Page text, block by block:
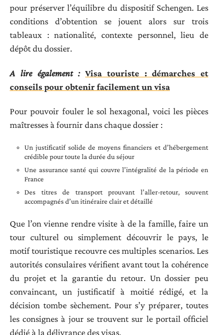
pour préserver l’équilibre du dispositif Schengen. Les
conditions d’obtention se jouent alors sur trois
tableaux : nationalité, contexte personnel, lieu de
dépôt du dossier.
A lire également : Visa touriste : démarches et
conseils pour obtenir facilement un visa
Pour pouvoir fouler le sol hexagonal, voici les pièces
maîtresses à fournir dans chaque dossier :
Un justificatif solide de moyens financiers et d’hébergement
crédible pour toute la durée du séjour
Une assurance santé qui couvre l’intégralité de la période en
France
Des titres de transport prouvant l’aller-retour, souvent
accompagnés d’un itinéraire clair et détaillé
Que l’on vienne rendre visite à de la famille, faire un
tour culturel ou simplement découvrir le pays, le
motif touristique recouvre ces multiples scenarios. Les
autorités consulaires vérifient avant tout la cohérence
du projet et la garantie du retour. Un dossier peu
convaincant, un justificatif à moitié rédigé, et la
décision tombe sèchement. Pour s’y préparer, toutes
les consignes à jour se trouvent sur le portail officiel
dédié à la délivrance des visas.